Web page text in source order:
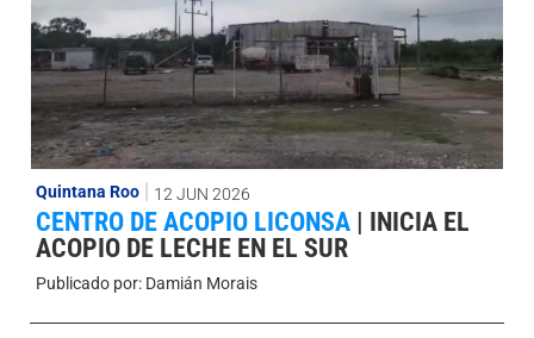
Quintana Roo 12 JUN 2026
CENTRO DE ACOPIO LICONSA | INICIA EL
ACOPIO DE LECHE EN EL SUR
Publicado por: Damián Morais